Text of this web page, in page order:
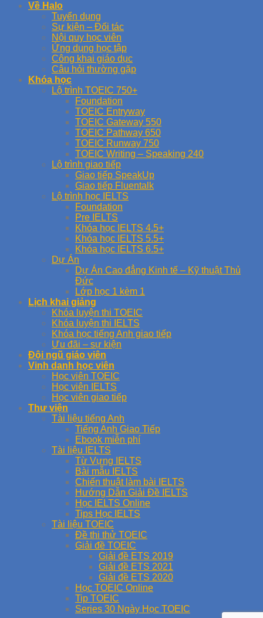
Về Halo
Tuyển dụng
Sự kiện – Đối tác
Nội quy học viên
Ứng dụng học tập
Công khai giáo dục
Câu hỏi thường gặp
Khóa học
Lộ trình TOEIC 750+
Foundation
TOEIC Entryway
TOEIC Gateway 550
TOEIC Pathway 650
TOEIC Runway 750
TOEIC Writing – Speaking 240
Lộ trình giao tiếp
Giao tiếp SpeakUp
Giao tiếp Fluentalk
Lộ trình học IELTS
Foundation
Pre IELTS
Khóa học IELTS 4.5+
Khóa học IELTS 5.5+
Khóa học IELTS 6.5+
Dự Án
Dự Án Cao đẳng Kinh tế – Kỹ thuật Thủ
Đức
Lớp học 1 kèm 1
Lịch khai giảng
Khóa luyện thi TOEIC
Khóa luyện thi IELTS
Khóa học tiếng Anh giao tiếp
Ưu đãi – sự kiện
Đội ngũ giáo viên
Vinh danh học viên
Học viên TOEIC
Học viên IELTS
Học viên giao tiếp
Thư viện
Tài liệu tiếng Anh
Tiếng Anh Giao Tiếp
Ebook miễn phí
Tài liệu IELTS
Từ Vựng IELTS
Bài mẫu IELTS
Chiến thuật làm bài IELTS
Hướng Dẫn Giải Đề IELTS
Học IELTS Online
Tips Học IELTS
Tài liệu TOEIC
Đề thi thử TOEIC
Giải đề TOEIC
Giải đề ETS 2019
Giải đề ETS 2021
Giải đề ETS 2020
Học TOEIC Online
Tip TOEIC
Series 30 Ngày Học TOEIC